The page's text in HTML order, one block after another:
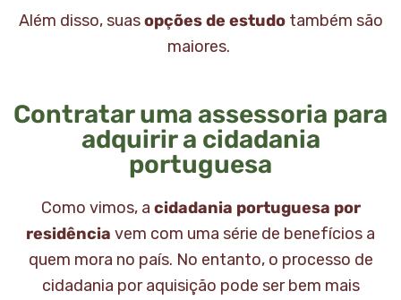
Além disso, suasopções de estudotambém são
maiores.
Contratar uma assessoria para
adquirir a cidadania
portuguesa
Como vimos, a cidadania portuguesa por
residência vem com uma série de benefícios a
quem mora no país. No entanto, o processo de
cidadania por aquisição pode ser bem mais